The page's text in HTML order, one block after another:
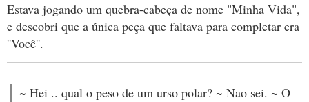
Estava jogando um quebra-cabeça de nome "Minha Vida",
e descobri que a única peça que faltava para completar era
''Você''.
~ Hei .. qual o peso de um urso polar? ~ Nao sei. ~ O